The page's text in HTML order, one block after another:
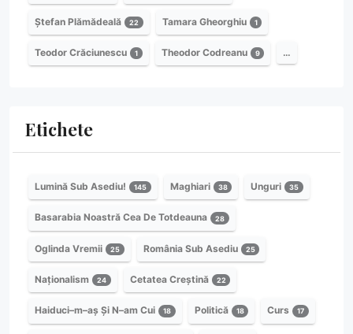
Ștefan Plămădeală 22 Tamara Gheorghiu 1
Teodor Crăciunescu 1 Theodor Codreanu 9 …
Etichete
Lumină Sub Asediu! 145 Maghiari 38 Unguri 35
Basarabia Noastră Cea De Totdeauna 28
Oglinda Vremii 25 România Sub Asediu 25
Naționalism 24 Cetatea Creștină 22
Haiduci–m–aș Și N–am Cui 18 Politică 18 Curs 17